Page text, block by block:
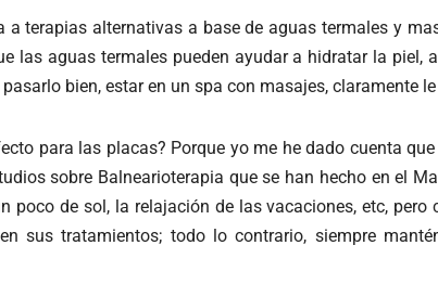
a terapias alternativas a base de aguas termales y
las aguas termales pueden ayudar a hidratar la
bien, estar en un spa con masajes, claramente
para las placas? Porque yo me he dado cuenta
sobre Balnearioterapia que se han hecho en el
poco de sol, la relajación de las vacaciones, etc,
sus tratamientos; todo lo contrario, siempre